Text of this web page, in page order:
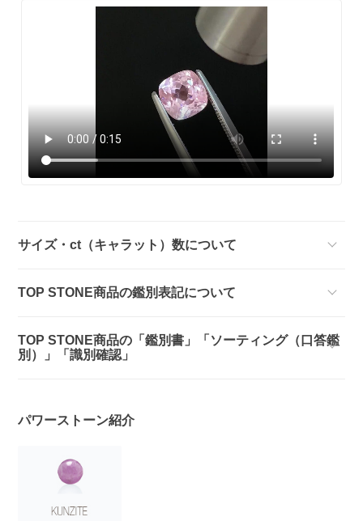
サイズ・ct（キャラット）数について
TOP STONE商品の鑑別表記について
TOP STONE商品の「鑑別書」「ソーティング（口答鑑
別）」「識別確認」
パワーストーン紹介